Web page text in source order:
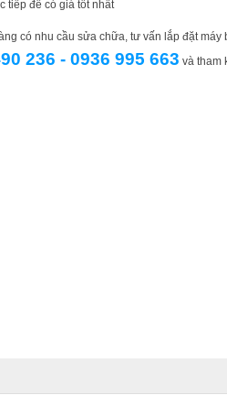
tiếp để có giá tốt nhất
có nhu cầu sửa chữa, tư vấn lắp đặt máy
236 - 0936 995 663 và tham